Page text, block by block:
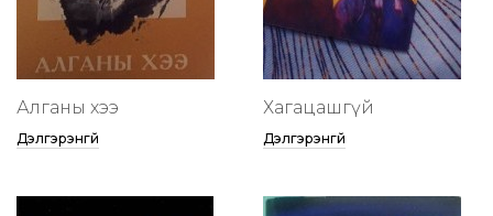
Алганы хээ
Дэлгэрэнгүй
Хагацашгүй
Дэлгэрэнгүй